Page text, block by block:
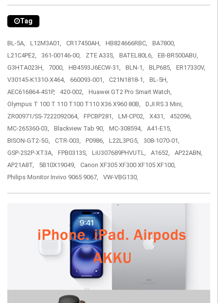
Tag
BL-5A, L12M3A01, CR17450AH, HB824666RBC,
BA7800,
L21C4PE2,
361-00146-00, ZTE A33S, BATEL80L6,
EB-BR500ABU,
G3HTA023H,
7000, HB4593J6ECW-31, BLN-1, BLP685,
ER17330V,
V30145-K1310-X464,
660093-001, C21N1818-1,
BL-5H,
AEC616864-4S1P,
420-002,
Huawei GT2 Pro Smart Watch,
Olympus T 100 T 110 T100 T110 X36 X960 80B,
DJI RS 3 Mini,
ZR00971/SS-7222092064,
FPCBP281, LM-CP02, X431,
452096,
MC-265360-03,
Blackview Tab 90, MC-308594,
A41-E15,
BISON-GT2-5G,
CTR-003, P0986, L22L3PG5,
308-1070-01,
GSP-2S2P-XT3A,
FPB0313S, LiU307689PHVUTL, A1652,
AP22ABN,
AP21A8T,
5B10X19049,
Canon XF305 XF300 XF105 XF100,
Philips Monitor Invivo 9065 9067,
VW-VBG130,